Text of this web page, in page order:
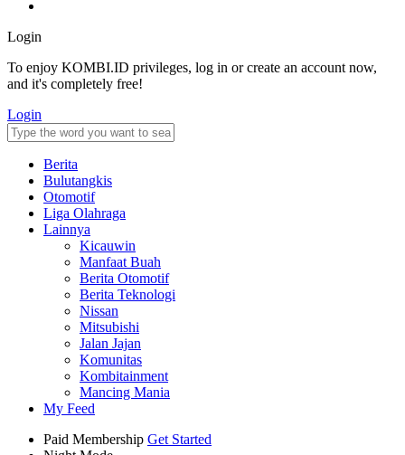
Login
To enjoy KOMBI.ID privileges, log in or create an account now,
and it's completely free!
Login
Berita
Bulutangkis
Otomotif
Liga Olahraga
Lainnya
Kicauwin
Manfaat Buah
Berita Otomotif
Berita Teknologi
Nissan
Mitsubishi
Jalan Jajan
Komunitas
Kombitainment
Mancing Mania
My Feed
Paid Membership Get Started